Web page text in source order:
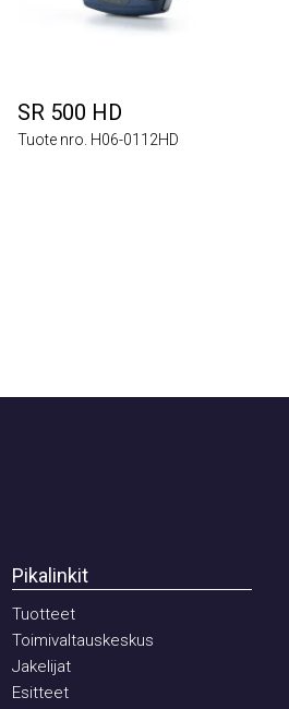
SR 500 HD
Tuote nro. H06-0112HD
Pikalinkit
Tuotteet
Toimivaltauskeskus
Jakelijat
Esitteet